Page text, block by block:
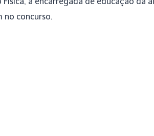
no concurso.